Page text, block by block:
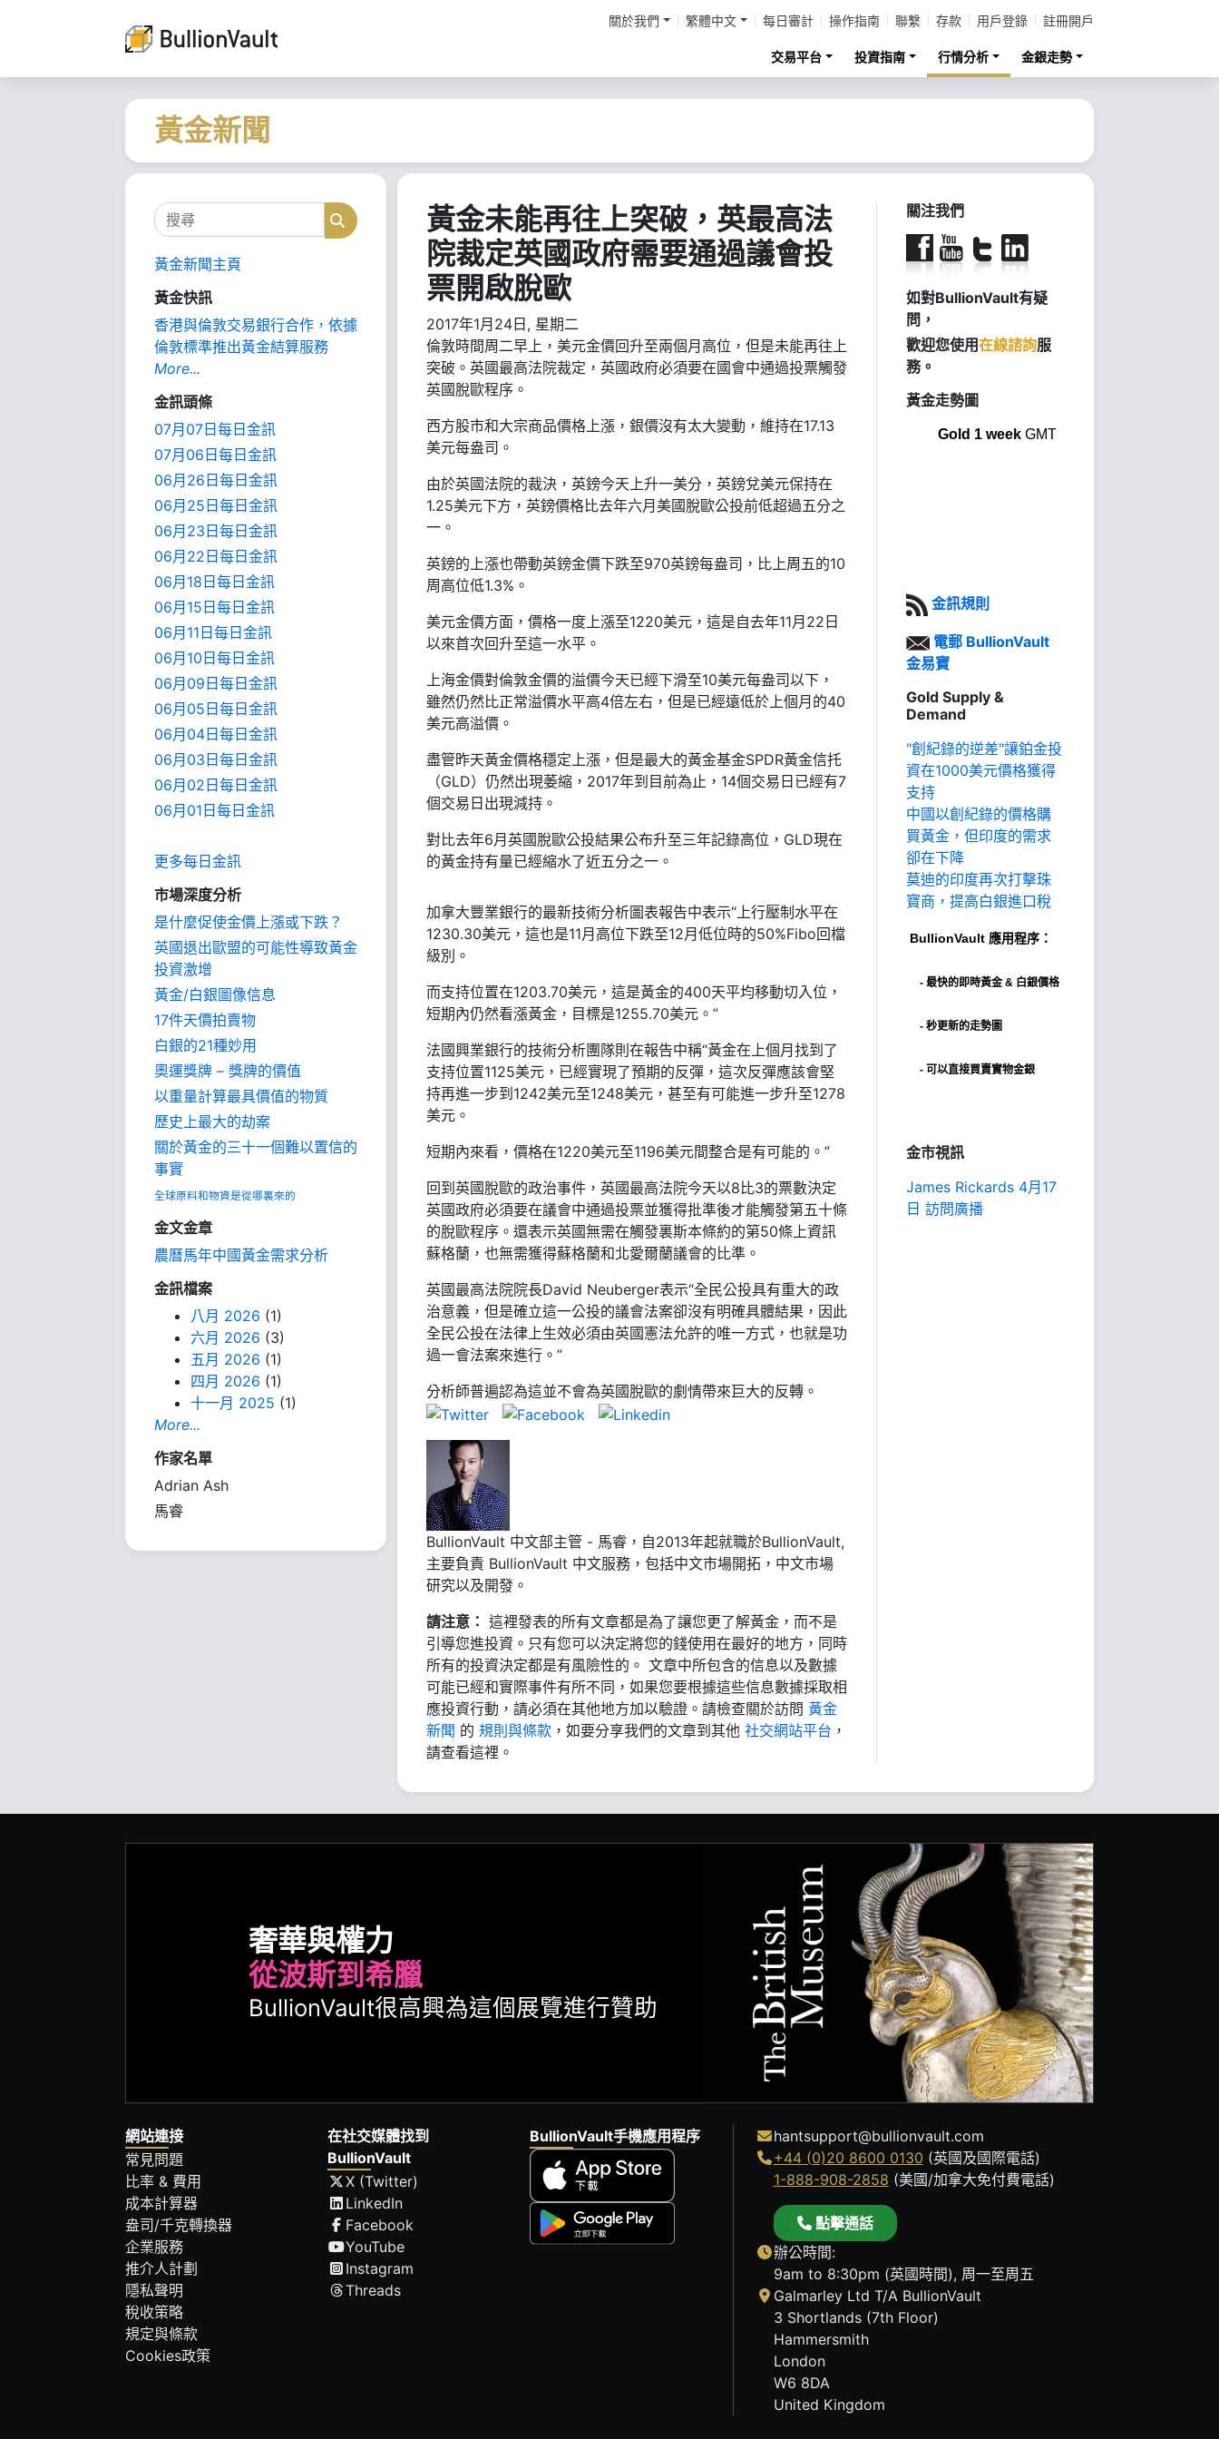
關於我們 繁體中文 每日審計 操作指南 聯繫 存款 用戶登錄 註冊開戶
交易平台 投資指南 行情分析 金銀走勢
黃金新聞
搜尋 搜尋
黃金新聞主頁
黃金快訊
香港與倫敦交易銀行合作，依據
倫敦標準推出黃金結算服務
More...
金訊頭條
07月07日每日金訊
07月06日每日金訊
06月26日每日金訊
06月25日每日金訊
06月23日每日金訊
06月22日每日金訊
06月18日每日金訊
06月15日每日金訊
06月11日每日金訊
06月10日每日金訊
06月09日每日金訊
06月05日每日金訊
06月04日每日金訊
06月03日每日金訊
06月02日每日金訊
06月01日每日金訊
更多每日金訊
市場深度分析
是什麼促使金價上漲或下跌？
英國退出歐盟的可能性導致黃金
投資激增
黃金/白銀圖像信息
17件天價拍賣物
白銀的21種妙用
奧運獎牌 – 獎牌的價值
以重量計算最具價值的物質
歷史上最大的劫案
關於黃金的三十一個難以置信的
事實
全球原料和物資是從哪裏來的
金文金章
農曆馬年中國黃金需求分析
金訊檔案
八月 2026 (1)
六月 2026 (3)
五月 2026 (1)
四月 2026 (1)
十一月 2025 (1)
More...
作家名單
Adrian Ash
馬睿
黃金未能再往上突破，英最高法
院裁定英國政府需要通過議會投
票開啟脫歐
2017年1月24日, 星期二
倫敦時間周二早上，美元金價回升至兩個月高位，但是未能再往上
突破。英國最高法院裁定，英國政府必須要在國會中通過投票觸發
英國脫歐程序。
西方股市和大宗商品價格上漲，銀價沒有太大變動，維持在17.13
美元每盎司。
由於英國法院的裁決，英鎊今天上升一美分，英鎊兌美元保持在
1.25美元下方，英鎊價格比去年六月美國脫歐公投前低超過五分之
一。
英鎊的上漲也帶動英鎊金價下跌至970英鎊每盎司，比上周五的10
周高位低1.3%。
美元金價方面，價格一度上漲至1220美元，這是自去年11月22日
以來首次回升至這一水平。
上海金價對倫敦金價的溢價今天已經下滑至10美元每盎司以下，
雖然仍然比正常溢價水平高4倍左右，但是已經遠低於上個月的40
美元高溢價。
盡管昨天黃金價格穩定上漲，但是最大的黃金基金SPDR黃金信托
（GLD）仍然出現萎縮，2017年到目前為止，14個交易日已經有7
個交易日出現減持。
對比去年6月英國脫歐公投結果公布升至三年記錄高位，GLD現在
的黃金持有量已經縮水了近五分之一。
加拿大豐業銀行的最新技術分析圖表報告中表示“上行壓制水平在
1230.30美元，這也是11月高位下跌至12月低位時的50%Fibo回檔
級別。
而支持位置在1203.70美元，這是黃金的400天平均移動切入位，
短期內仍然看漲黃金，目標是1255.70美元。”
法國興業銀行的技術分析團隊則在報告中稱“黃金在上個月找到了
支持位置1125美元，已經實現了預期的反彈，這次反彈應該會堅
持再進一步到1242美元至1248美元，甚至有可能進一步升至1278
美元。
短期內來看，價格在1220美元至1196美元間整合是有可能的。”
回到英國脫歐的政治事件，英國最高法院今天以8比3的票數決定
英國政府必須要在議會中通過投票並獲得批準後才能觸發第五十條
的脫歐程序。還表示英國無需在觸發裏斯本條約的第50條上資訊
蘇格蘭，也無需獲得蘇格蘭和北愛爾蘭議會的比準。
英國最高法院院長David Neuberger表示“全民公投具有重大的政
治意義，但是確立這一公投的議會法案卻沒有明確具體結果，因此
全民公投在法律上生效必須由英國憲法允許的唯一方式，也就是功
過一會法案來進行。”
分析師普遍認為這並不會為英國脫歐的劇情帶來巨大的反轉。
BullionVault 中文部主管 - 馬睿，自2013年起就職於BullionVault,
主要負責 BullionVault 中文服務，包括中文市場開拓，中文市場
研究以及開發。
請注意： 這裡發表的所有文章都是為了讓您更了解黃金，而不是
引導您進投資。只有您可以決定將您的錢使用在最好的地方，同時
所有的投資決定都是有風險性的。 文章中所包含的信息以及數據
可能已經和實際事件有所不同，如果您要根據這些信息數據採取相
應投資行動，請必須在其他地方加以驗證。請檢查關於訪問 黃金
新聞 的 規則與條款 ，如要分享我們的文章到其他 社交網站平台 ，
請查看這裡。
關注我們
如對BullionVault有疑
問，
歡迎您使用在線諮詢服
務。
黃金走勢圖
Gold 1 weekGMT
金訊規則
電郵 BullionVault
金易寶
Gold Supply &
Demand
"創紀錄的逆差"讓鉑金投
資在1000美元價格獲得
支持
中國以創紀錄的價格購
買黃金，但印度的需求
卻在下降
莫迪的印度再次打擊珠
寶商，提高白銀進口稅
BullionVault 應用程序：
- 最快的即時黃金 & 白銀價格
- 秒更新的走勢圖
- 可以直接買賣實物金銀
金市視訊
James Rickards 4月17
日 訪問廣播
奢華與權力
從波斯到希臘
BullionVault很高興為這個展覽進行贊助
網站連接
常見問題
比率 & 費用
成本計算器
盎司/千克轉換器
企業服務
推介人計劃
隱私聲明
稅收策略
規定與條款
Cookies政策
在社交媒體找到
BullionVault
X (Twitter)
LinkedIn
Facebook
YouTube
Instagram
Threads
BullionVault手機應用程序
hantsupport@bullionvault.com
+44 (0)20 8600 0130 (英國及國際電話)
1-888-908-2858 (美國/加拿大免付費電話)
點擊通話
辦公時間:
9am to 8:30pm (英國時間), 周一至周五
Galmarley Ltd T/A BullionVault
3 Shortlands (7th Floor)
Hammersmith
London
W6 8DA
United Kingdom